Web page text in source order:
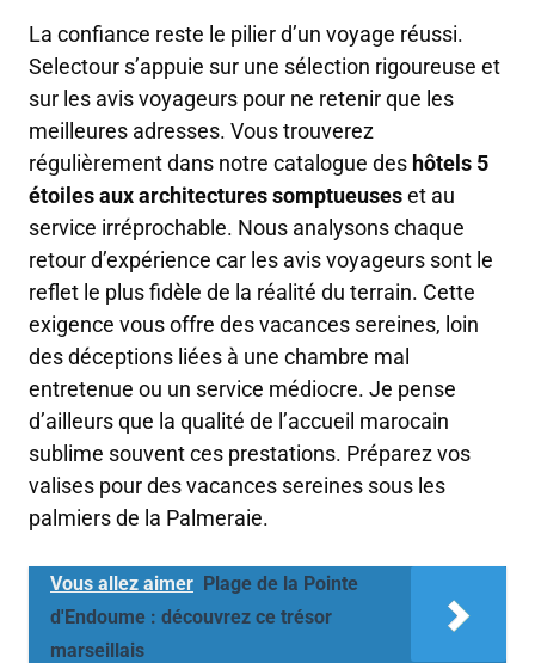
La confiance reste le pilier d’un voyage réussi.
Selectour s’appuie sur une sélection rigoureuse et
sur les avis voyageurs pour ne retenir que les
meilleures adresses. Vous trouverez
régulièrement dans notre catalogue des hôtels 5
étoiles aux architectures somptueuseset au
service irréprochable. Nous analysons chaque
retour d’expérience car les avis voyageurs sont le
reflet le plus fidèle de la réalité du terrain. Cette
exigence vous offre des vacances sereines, loin
des déceptions liées à une chambre mal
entretenue ou un service médiocre. Je pense
d’ailleurs que la qualité de l’accueil marocain
sublime souvent ces prestations. Préparez vos
valises pour des vacances sereines sous les
palmiers de la Palmeraie.
Vous allez aimer Plage de la Pointe
d'Endoume : découvrez ce trésor
marseillais